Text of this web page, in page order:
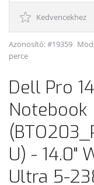
Kedvencekhez
Azonosító: #19359
perce
Dell Pro
Notebook
U) - 14.0"
Ultra 5-